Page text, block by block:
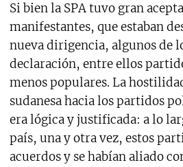
Si bien la SPA tuvo gran
manifestantes, que estaban
nueva dirigencia, algunos de
declaración, entre ellos
menos populares. La
sudanesa hacia los partidos
era lógica y justificada: a lo
país, una y otra vez, estos
acuerdos y se habían aliado